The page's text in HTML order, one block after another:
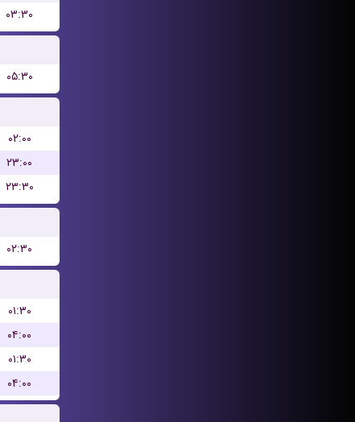
۰۳:۳۰
۰۵:۳۰
۰۲:۰۰
۲۳:۰۰
۲۳:۳۰
۰۲:۳۰
۰۱:۳۰
۰۴:۰۰
۰۱:۳۰
۰۴:۰۰